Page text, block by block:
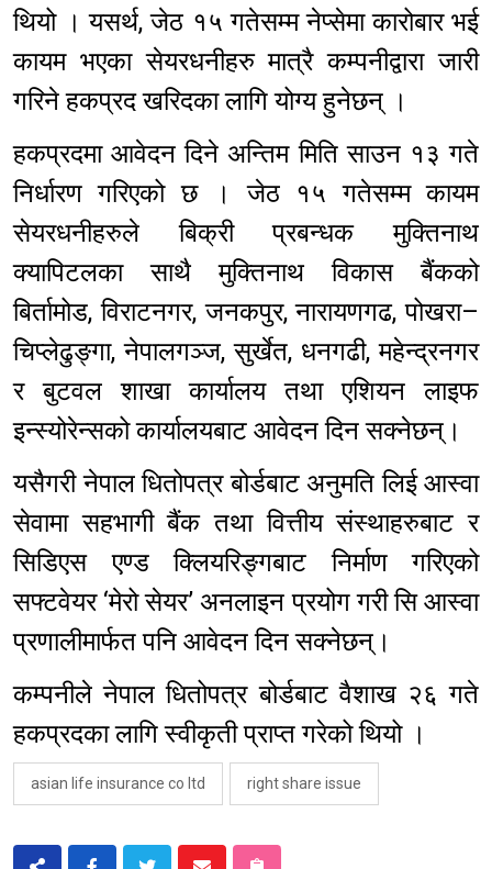
थियो । यसर्थ, जेठ १५ गतेसम्म नेप्सेमा कारोबार भई
कायम भएका सेयरधनीहरु मात्रै कम्पनीद्वारा जारी
गरिने हकप्रद खरिदका लागि योग्य हुनेछन् ।
हकप्रदमा आवेदन दिने अन्तिम मिति साउन १३ गते
निर्धारण गरिएको छ । जेठ १५ गतेसम्म कायम
सेयरधनीहरुले बिक्री प्रबन्धक मुक्तिनाथ
क्यापिटलका साथै मुक्तिनाथ विकास बैंकको
बिर्तामोड, विराटनगर, जनकपुर, नारायणगढ, पोखरा–
चिप्लेढुङ्गा, नेपालगञ्ज, सुर्खेत, धनगढी, महेन्द्रनगर
र बुटवल शाखा कार्यालय तथा एशियन लाइफ
इन्स्योरेन्सको कार्यालयबाट आवेदन दिन सक्नेछन्।
यसैगरी नेपाल धितोपत्र बोर्डबाट अनुमति लिई आस्वा
सेवामा सहभागी बैंक तथा वित्तीय संस्थाहरुबाट र
सिडिएस एण्ड क्लियरिङ्गबाट निर्माण गरिएको
सफ्टवेयर ‘मेरो सेयर’ अनलाइन प्रयोग गरी सि आस्वा
प्रणालीमार्फत पनि आवेदन दिन सक्नेछन्।
कम्पनीले नेपाल धितोपत्र बोर्डबाट वैशाख २६ गते
हकप्रदका लागि स्वीकृती प्राप्त गरेको थियो ।
asian life insurance co ltd right share issue